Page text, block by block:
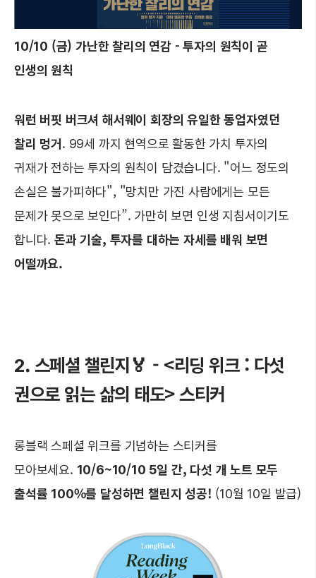
10/10 (금) 가난한 찰리의 연감 - 투자의 원칙이 곧
인생의 원칙
워런 버핏 버크셔 해서웨이 회장의 유일한 동업자였던
찰리 멍거. 99세 까지 현역으로 활동한 가치 투자의
귀재가 전하는 투자의 원칙이 담겼습니다. "어느 정도의
손실은 불가피하다", "망치만 가진 사람에게는 모든
문제가 못으로 보인다”. 가만히 보면 인생 지침서이기도
합니다. 돈과 기술, 투자를 대하는 자세를 배워 보면
어떨까요.
2. 스페셜 챌린지🏅 - <리딩 위크 : 다섯
권으로 읽는 삶의 태도> 스티커
롱블랙 스페셜 위크를 기념하는 스티커를
모아보세요. 10/6~10/10 5일 간, 다섯 개 노트 모두
출석률 100%를 달성하면 챌린지 성공! (10월 10일 발급)